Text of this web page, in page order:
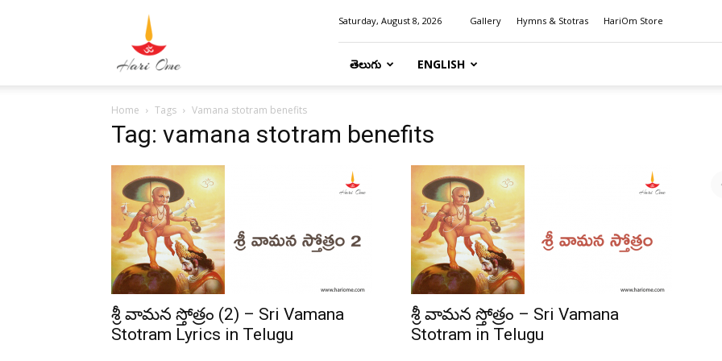
Saturday, August 8, 2026 Gallery Hymns & Stotras HariOm Store
తెలుగు ENGLISH
Home Tags Vamana stotram benefits
Tag: vamana stotram benefits
శ్రీ వామన స్తోత్రం (2) – Sri Vamana
Stotram Lyrics in Telugu
శ్రీ వామన స్తోత్రం – Sri Vamana
Stotram in Telugu